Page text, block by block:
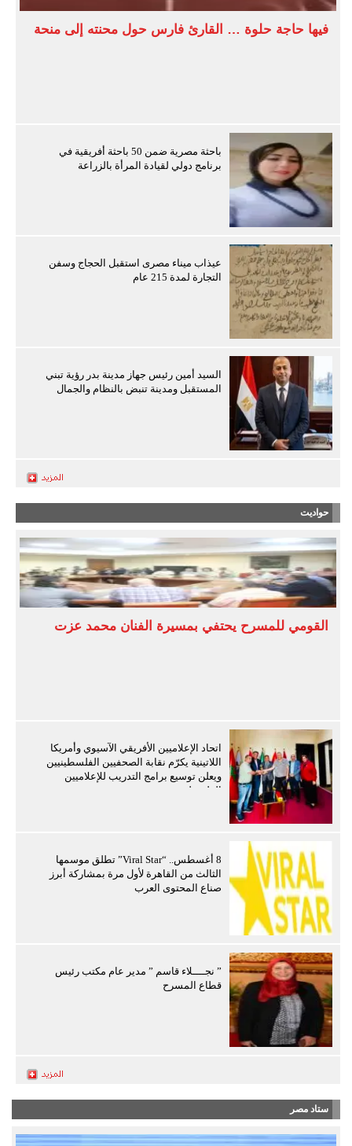
فيها حاجة حلوة … القارئ فارس حول محنته إلى منحة
باحثة مصرية ضمن 50 باحثة أفريقية في
برنامج دولي لقيادة المرأة بالزراعة
عيذاب ميناء مصرى استقبل الحجاج وسفن
التجارة لمدة 215 عام
السيد أمين رئيس جهاز مدينة بدر رؤية تبني
المستقبل ومدينة تنبض بالنظام والجمال
حواديت
القومي للمسرح يحتفي بمسيرة الفنان محمد عزت
اتحاد الإعلاميين الأفريقي الآسيوي وأمريكا
اللاتينية يكرّم نقابة الصحفيين الفلسطينيين
ويعلن توسيع برامج التدريب للإعلاميين
الفلسطينيين
8 أغسطس.. “Viral Star” تطلق موسمها
الثالث من القاهرة لأول مرة بمشاركة أبرز
صناع المحتوى العرب
” نجــــلاء قاسم ” مدير عام مكتب رئيس
قطاع المسرح
ستاد مصر